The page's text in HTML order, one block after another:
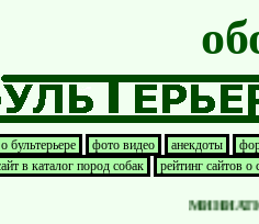
о бультерьере фото видео анекдоты
в каталог пород собак
рейтинг сайтов о